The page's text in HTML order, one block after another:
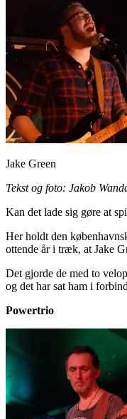
Jake Green
Tekst og foto: Jakob
Kan det lade sig gøre at
Her holdt den
ottende år i træk, at Jake
Det gjorde de med to
og det har sat ham i
Powertrio